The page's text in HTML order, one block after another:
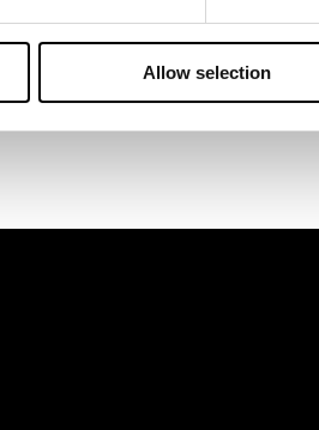
Allow selection